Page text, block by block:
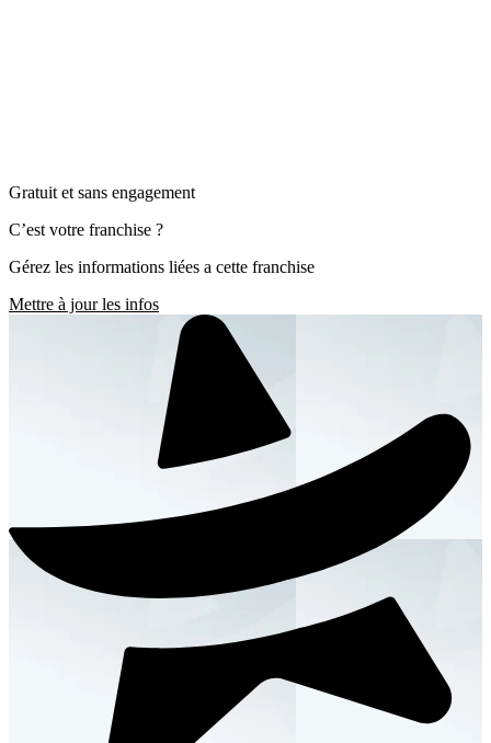
Gratuit et sans engagement
C’est votre franchise ?
Gérez les informations liées a cette franchise
Mettre à jour les infos